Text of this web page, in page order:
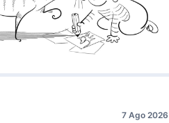
7 Ago 2026